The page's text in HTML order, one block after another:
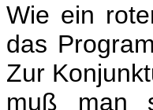
Wie ein
das
Zur
muß man